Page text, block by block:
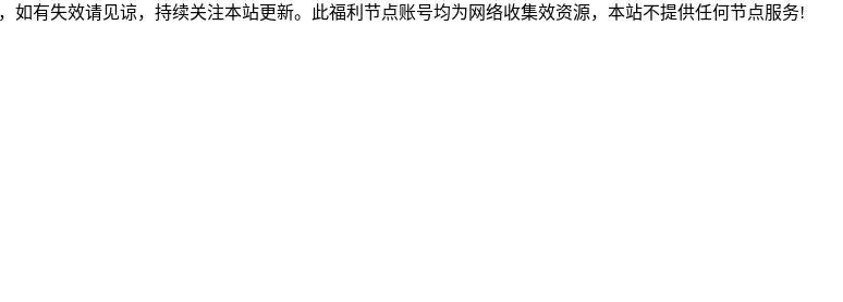
有失效请见谅，持续关注本站更新。此福利节点账号均为网络收集效资源，本站不提供任何节点服务!